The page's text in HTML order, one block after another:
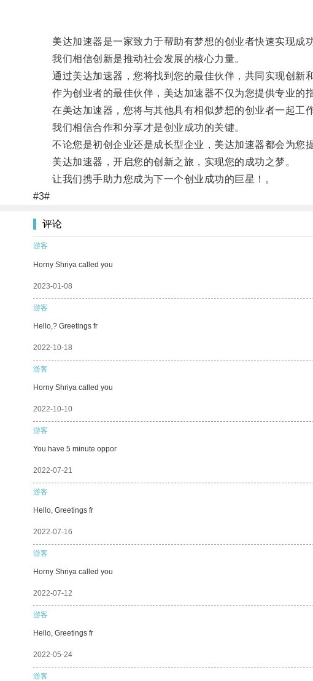
美达加速器是一家致力于帮助有梦想的创业者快速实现成功
我们相信创新是推动社会发展的核心力量。
通过美达加速器，您将找到您的最佳伙伴，共同实现创新和
作为创业者的最佳伙伴，美达加速器不仅为您提供专业的指
在美达加速器，您将与其他具有相似梦想的创业者一起工
我们相信合作和分享才是创业成功的关键。
不论您是初创企业还是成长型企业，美达加速器都会为您
美达加速器，开启您的创新之旅，实现您的成功之梦。
让我们携手助力您成为下一个创业成功的巨星！。
#3#
评论
游客
Horny Shriya called you
2023-01-08
游客
Hello,? Greetings fr
2022-10-18
游客
Horny Shriya called you
2022-10-10
游客
You have 5 minute oppor
2022-07-21
游客
Hello, Greetings fr
2022-07-16
游客
Horny Shriya called you
2022-07-12
游客
Hello, Greetings fr
2022-05-24
游客